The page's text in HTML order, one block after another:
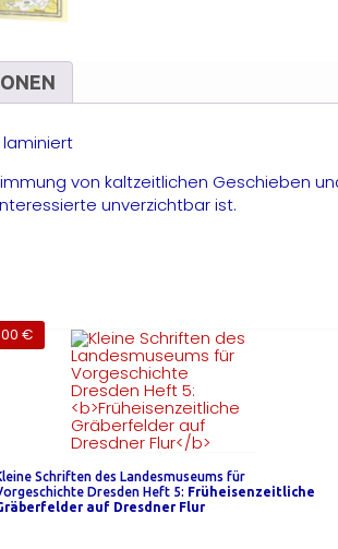
von kaltzeitlichen Geschieben
unverzichtbar ist.
Schriften des Landesmuseums für
Dresden Heft 5: Früheisenzeitliche
auf Dresdner Flur
€